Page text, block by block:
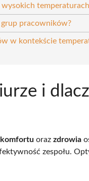
wysokich
pracowników?
w kontekście
i
komfortu oraz zdrowia
zespołu.